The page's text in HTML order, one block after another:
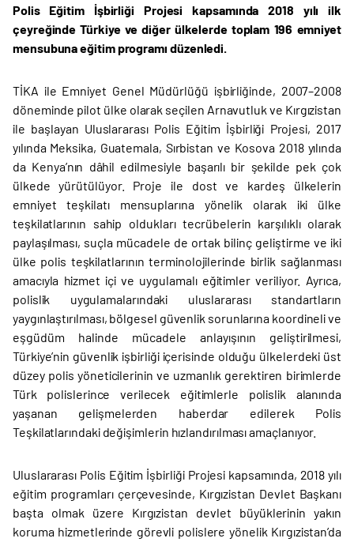
Polis Eğitim İşbirliği Projesi kapsamında 2018 yılı ilk
çeyreğinde Türkiye ve diğer ülkelerde toplam 196 emniyet
mensubuna eğitim programı düzenledi.
TİKA ile Emniyet Genel Müdürlüğü işbirliğinde, 2007–2008
döneminde pilot ülke olarak seçilen Arnavutluk ve Kırgızistan
ile başlayan Uluslararası Polis Eğitim İşbirliği Projesi, 2017
yılında Meksika, Guatemala, Sırbistan ve Kosova 2018 yılında
da Kenya’nın dâhil edilmesiyle başarılı bir şekilde pek çok
ülkede yürütülüyor. Proje ile dost ve kardeş ülkelerin
emniyet teşkilatı mensuplarına yönelik olarak iki ülke
teşkilatlarının sahip oldukları tecrübelerin karşılıklı olarak
paylaşılması, suçla mücadele de ortak bilinç geliştirme ve iki
ülke polis teşkilatlarının terminolojilerinde birlik sağlanması
amacıyla hizmet içi ve uygulamalı eğitimler veriliyor. Ayrıca,
polislik uygulamalarındaki uluslararası standartların
yaygınlaştırılması, bölgesel güvenlik sorunlarına koordineli ve
eşgüdüm halinde mücadele anlayışının geliştirilmesi,
Türkiye’nin güvenlik işbirliği içerisinde olduğu ülkelerdeki üst
düzey polis yöneticilerinin ve uzmanlık gerektiren birimlerde
Türk polislerince verilecek eğitimlerle polislik alanında
yaşanan gelişmelerden haberdar edilerek Polis
Teşkilatlarındaki değişimlerin hızlandırılması amaçlanıyor.
Uluslararası Polis Eğitim İşbirliği Projesi kapsamında, 2018 yılı
eğitim programları çerçevesinde, Kırgızistan Devlet Başkanı
başta olmak üzere Kırgızistan devlet büyüklerinin yakın
koruma hizmetlerinde görevli polislere yönelik Kırgızistan’da